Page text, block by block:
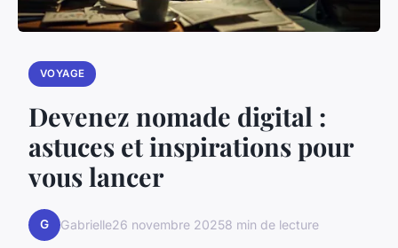
VOYAGE
Devenez nomade digital :
astuces et inspirations pour
vous lancer
G Gabrielle26 novembre 20258 min de lecture